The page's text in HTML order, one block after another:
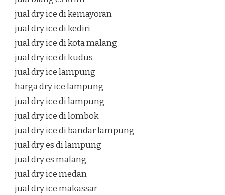
jual dry ice di kemayoran
jual dry ice di kediri
jual dry ice di kota malang
jual dry ice di kudus
jual dry ice lampung
harga dry ice lampung
jual dry ice di lampung
jual dry ice di lombok
jual dry ice di bandar lampung
jual dry es di lampung
jual dry es malang
jual dry ice medan
jual dry ice makassar